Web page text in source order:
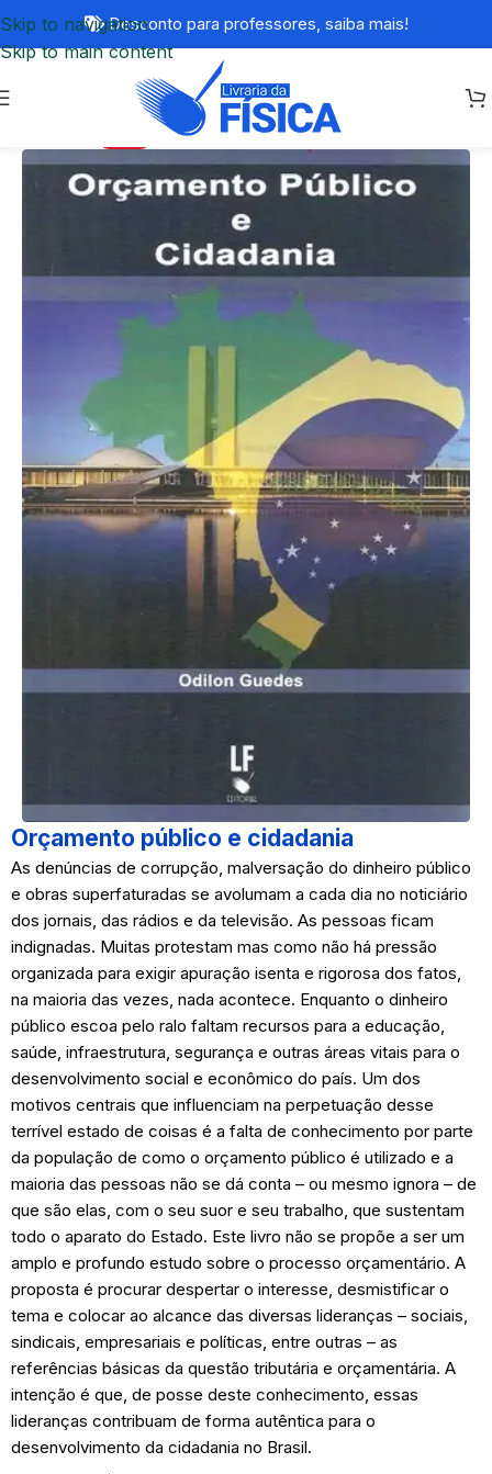
Skip to navigation
Skip to main content
Desconto para professores, saiba mais!
Orçamento público e cidadania
As denúncias de corrupção, malversação do dinheiro público
e obras superfaturadas se avolumam a cada dia no noticiário
dos jornais, das rádios e da televisão. As pessoas ficam
indignadas. Muitas protestam mas como não há pressão
organizada para exigir apuração isenta e rigorosa dos fatos,
na maioria das vezes, nada acontece. Enquanto o dinheiro
público escoa pelo ralo faltam recursos para a educação,
saúde, infraestrutura, segurança e outras áreas vitais para o
desenvolvimento social e econômico do país. Um dos
motivos centrais que influenciam na perpetuação desse
terrível estado de coisas é a falta de conhecimento por parte
da população de como o orçamento público é utilizado e a
maioria das pessoas não se dá conta – ou mesmo ignora – de
que são elas, com o seu suor e seu trabalho, que sustentam
todo o aparato do Estado. Este livro não se propõe a ser um
amplo e profundo estudo sobre o processo orçamentário. A
proposta é procurar despertar o interesse, desmistificar o
tema e colocar ao alcance das diversas lideranças – sociais,
sindicais, empresariais e políticas, entre outras – as
referências básicas da questão tributária e orçamentária. A
intenção é que, de posse deste conhecimento, essas
lideranças contribuam de forma autêntica para o
desenvolvimento da cidadania no Brasil.